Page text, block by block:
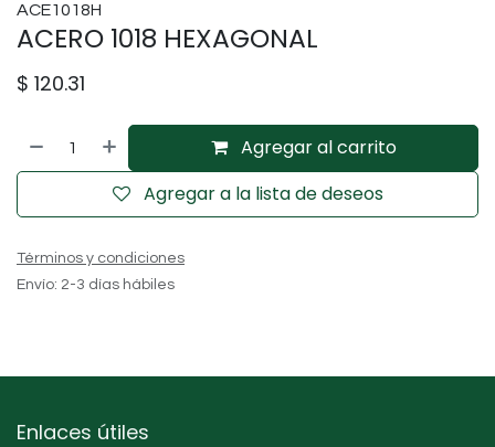
ACE1018H
ACERO 1018 HEXAGONAL
$ 120.31
Agregar al carrito
Agregar a la lista de deseos
Términos y condiciones
Envío: 2-3 días hábiles
Enlaces útiles